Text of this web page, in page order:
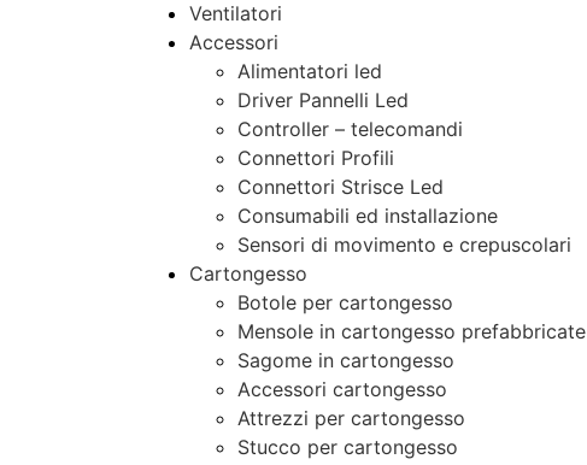
Ventilatori
Accessori
Alimentatori led
Driver Pannelli Led
Controller – telecomandi
Connettori Profili
Connettori Strisce Led
Consumabili ed installazione
Sensori di movimento e crepuscolari
Cartongesso
Botole per cartongesso
Mensole in cartongesso prefabbricate
Sagome in cartongesso
Accessori cartongesso
Attrezzi per cartongesso
Stucco per cartongesso